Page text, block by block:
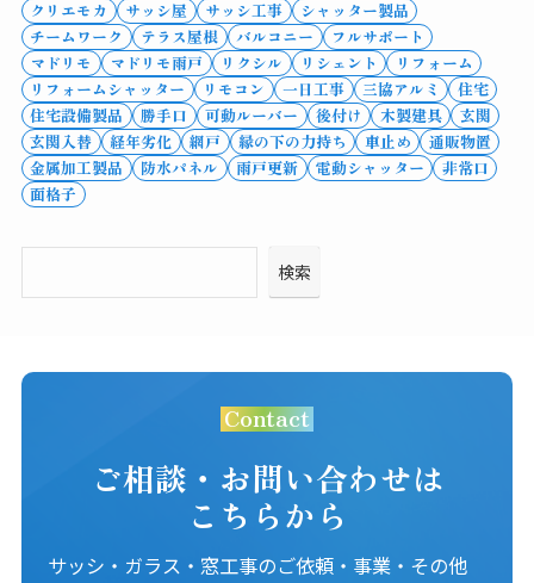
クリエモカ
サッシ屋 サッシ工事
シャッター製品
チームワーク
テラス屋根 バルコニー
フルサポート
マドリモ
マドリモ雨戸 リクシル リシェント
リフォーム
リフォームシャッター
リモコン 一日工事 三協アルミ
住宅
住宅設備製品
勝手口 可動ルーバー 後付け 木製建具
玄関
玄関入替
経年劣化 網戸 縁の下の力持ち 車止め
通販物置
金属加工製品
防水パネル 雨戸更新 電動シャッター
非常口
面格子
検索
Contact
ご相談・お問い合わせは
こちらから
サッシ・ガラス・窓工事のご依頼・事業・その他